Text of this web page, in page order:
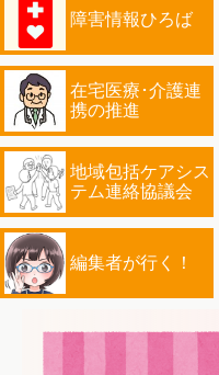
障害情報ひろば
在宅医療･介護連
携の推進
地域包括ケアシス
テム連絡協議会
編集者が行く！